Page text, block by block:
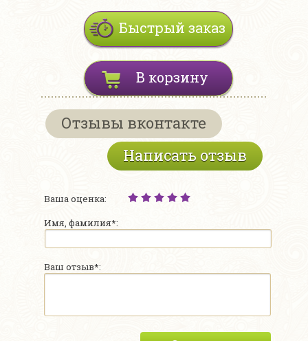
Быстрый заказ
В корзину
Отзывы вконтакте
Написать отзыв
Ваша оценка:
Имя, фамилия*:
Ваш отзыв*: